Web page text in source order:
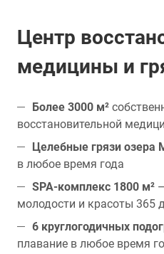
Центр
медицины и
Более 3000 м²
восстановительной
Целебные грязи озера
в любое время года
SPA-комплекс 1800 м²
молодости и красоты 365
6 круглогодичных
плавание в любое время